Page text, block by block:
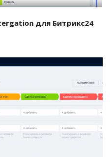
для Битрикс24